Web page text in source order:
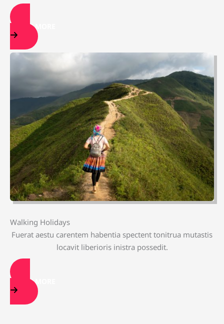
LEARN MORE
Walking Holidays
Fuerat aestu carentem habentia spectent tonitrua mutastis
locavit liberioris inistra possedit.
LEARN MORE